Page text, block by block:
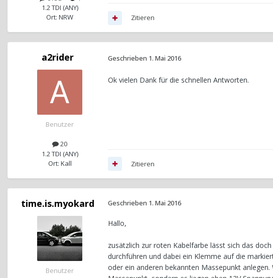
1.2 TDI (ANY)
Ort: NRW
Zitieren
a2rider
Benutzer
20
1.2 TDI (ANY)
Ort: Kall
Geschrieben 1. Mai 2016
Ok vielen Dank für die schnellen Antworten.
Zitieren
time.is.myokard
Benutzer
Geschrieben 1. Mai 2016
Hallo,
zusätzlich zur roten Kabelfarbe lässt sich das
durchführen und dabei ein Klemme auf die
oder ein anderen bekannten Massepunkt